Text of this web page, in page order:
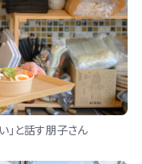
」と話す朋子さん